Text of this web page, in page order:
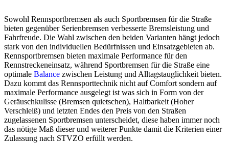
Sowohl Rennsportbremsen als auch Sportbremsen für die Straße
bieten gegenüber Serienbremsen verbesserte Bremsleistung und
Fahrfreude. Die Wahl zwischen den beiden Varianten hängt jedoch
stark von den individuellen Bedürfnissen und Einsatzgebieten ab.
Rennsportbremsen bieten maximale Performance für den
Rennstreckeneinsatz, während Sportbremsen für die Straße eine
optimale Balance zwischen Leistung und Alltagstauglichkeit bieten.
Dazu kommt das Rennsporttechnik nicht auf Comfort sondern auf
maximale Performance ausgelegt ist was sich in Form von der
Geräuschkulisse (Bremsen quietschen), Haltbarkeit (Hoher
Verschleiß) und letzten Endes den Preis von den Straßen
zugelassenen Sportbremsen unterscheidet, diese haben immer noch
das nötige Maß dieser und weiterer Punkte damit die Kriterien einer
Zulassung nach STVZO erfüllt werden.